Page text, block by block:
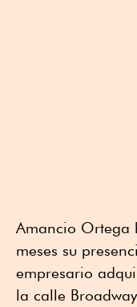
Amancio Ortega
meses su
empresario
la calle